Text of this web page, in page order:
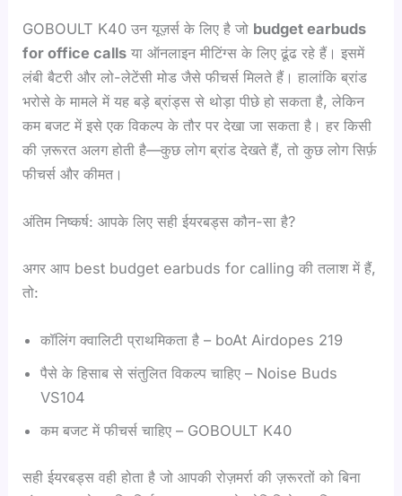
GOBOULT K40 उन यूज़र्स के लिए है जो budget earbuds
for office calls या ऑनलाइन मीटिंग्स के लिए ढूंढ रहे हैं। इसमें
लंबी बैटरी और लो-लेटेंसी मोड जैसे फीचर्स मिलते हैं। हालांकि ब्रांड
भरोसे के मामले में यह बड़े ब्रांड्स से थोड़ा पीछे हो सकता है, लेकिन
कम बजट में इसे एक विकल्प के तौर पर देखा जा सकता है। हर किसी
की ज़रूरत अलग होती है—कुछ लोग ब्रांड देखते हैं, तो कुछ लोग सिर्फ़
फीचर्स और कीमत।
अंतिम निष्कर्ष: आपके लिए सही ईयरबड्स कौन-सा है?
अगर आप best budget earbuds for calling की तलाश में हैं,
तो:
कॉलिंग क्वालिटी प्राथमिकता है – boAt Airdopes 219
पैसे के हिसाब से संतुलित विकल्प चाहिए – Noise Buds
VS104
कम बजट में फीचर्स चाहिए – GOBOULT K40
सही ईयरबड्स वही होता है जो आपकी रोज़मर्रा की ज़रूरतों को बिना